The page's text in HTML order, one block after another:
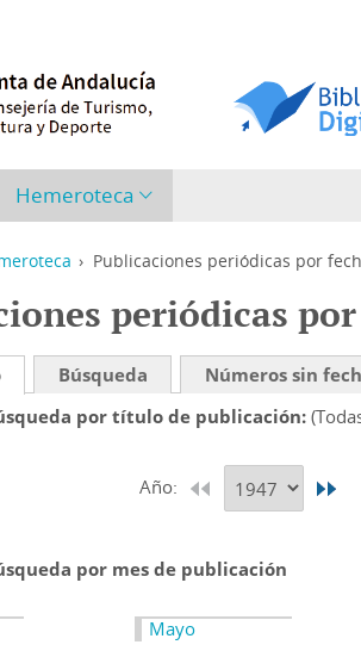
Hemeroteca
› Publicaciones periódicas por
periódicas
Búsqueda
Números sin
por título de publicación
Año:
por mes de publicación
Mayo